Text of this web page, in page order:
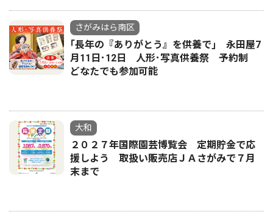
さがみはら南区
｢長年の『ありがとう』を供養で｣ 永田屋7
月11日･12日 人形･写真供養祭 予約制
どなたでも参加可能
大和
２０２７年国際園芸博覧会 定期貯金で応
援しよう 取扱い販売店ＪＡさがみで７月
末まで